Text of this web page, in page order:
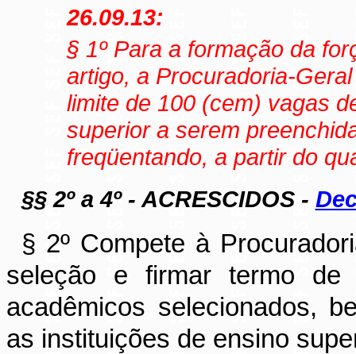
26.09.13:
§ 1ºPara a formação da
artigo, a Procuradoria-
limite de 100 (cem) vagas
superior a serem
freqüentando, a partir do
§§ 2º a 4º - ACRESCIDOS -
§ 2º Compete à
seleção e firmar termo de
acadêmicos selecionados,
as instituições de ensino